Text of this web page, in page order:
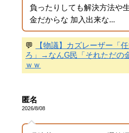
負ったりしても解決方法や
金だからな 加入出来な...
💬
【物議】カズレーザー「
ろ」→なんG民「それただの
ｗｗ
匿名
2026/8/08